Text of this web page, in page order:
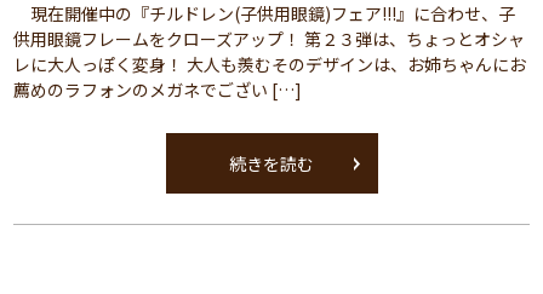
現在開催中の『チルドレン(子供用眼鏡)フェア!!!』に合わせ、子
供用眼鏡フレームをクローズアップ！ 第２３弾は、ちょっとオシャ
レに大人っぽく変身！ 大人も羨むそのデザインは、お姉ちゃんにお
薦めのラフォンのメガネでござい […]
続きを読む